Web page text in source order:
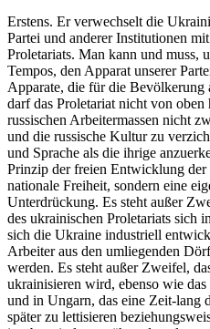
Erstens. Er verwechselt die
Partei und anderer Institutionen
Proletariats. Man kann und muss,
Tempos, den Apparat unserer
Apparate, die für die Bevölkerung
darf das Proletariat nicht von
russischen Arbeitermassen nicht
und die russische Kultur zu
und Sprache als die ihrige
Prinzip der freien Entwicklung
nationale Freiheit, sondern eine
Unterdrückung. Es steht außer
des ukrainischen Proletariats sich
sich die Ukraine industriell
Arbeiter aus den umliegenden
werden. Es steht außer Zweifel,
ukrainisieren wird, ebenso wie
und in Ungarn, das eine Zeit-lang
später zu lettisieren